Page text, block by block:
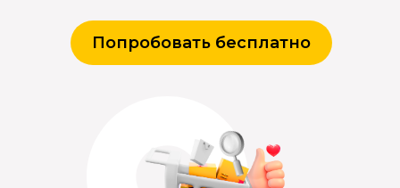
Попробовать бесплатно